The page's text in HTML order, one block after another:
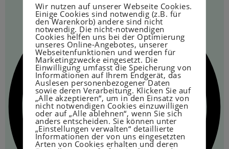
Wir nutzen auf unserer Webseite Cookies.
Einige Cookies sind notwendig (z.B. für
den Warenkorb) andere sind nicht
notwendig. Die nicht-notwendigen
Cookies helfen uns bei der Optimierung
unseres Online-Angebotes, unserer
Webseitenfunktionen und werden für
Marketingzwecke eingesetzt. Die
Einwilligung umfasst die Speicherung von
Informationen auf Ihrem Endgerät, das
Auslesen personenbezogener Daten
sowie deren Verarbeitung. Klicken Sie auf
„Alle akzeptieren“, um in den Einsatz von
nicht notwendigen Cookies einzuwilligen
oder auf „Alle ablehnen“, wenn Sie sich
anders entscheiden. Sie können unter
„Einstellungen verwalten“ detaillierte
Informationen der von uns eingesetzten
Arten von Cookies erhalten und deren